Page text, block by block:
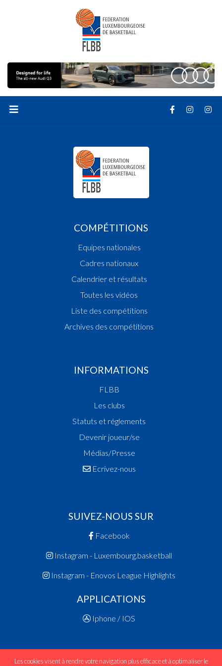
COMPÉTITIONS
Equipes nationales
Cadres nationaux
Calendrier et résultats
Toutes les vidéos
Liste des compétitions
Archives des compétitions
INFORMATIONS
FLBB
Les clubs
Statuts et réglements
Devenir joueur/se
Médias/Presse
Ecrivez-nous
SUIVEZ-NOUS SUR
Facebook
Instagram - Luxembourg.basketball
Instagram - Enovos League Highlights
APPLICATIONS
Iphone / IOS
Les cookies visent à rendre votre navigation plus efficace et à optimaliser le